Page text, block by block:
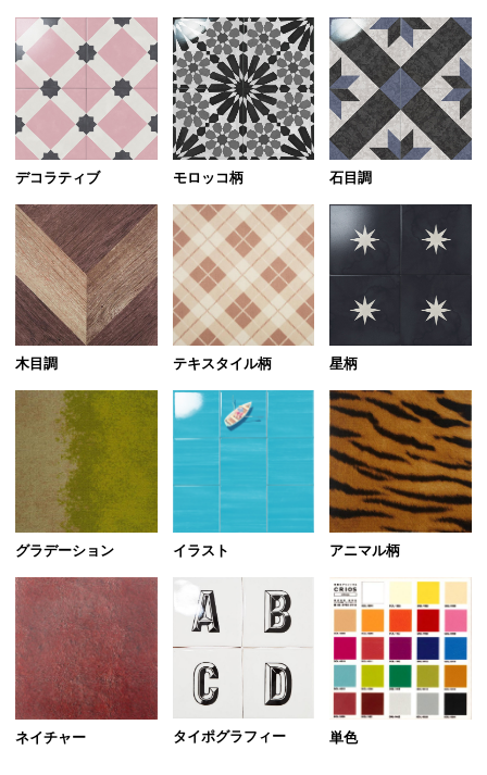
デコラティブ モロッコ柄 石目調
木目調 テキスタイル柄 星柄
グラデーション イラスト アニマル柄
ネイチャー タイポグラフィー 単色